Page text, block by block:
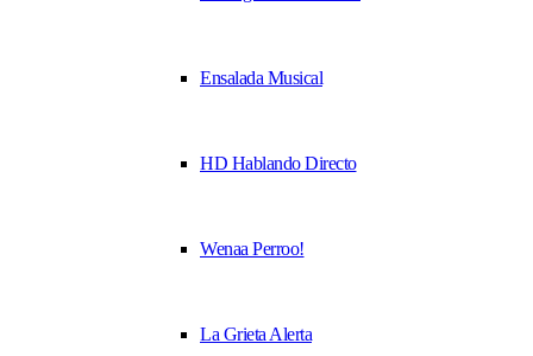
Ensalada Musical
HD Hablando Directo
Wenaa Perroo!
La Grieta Alerta